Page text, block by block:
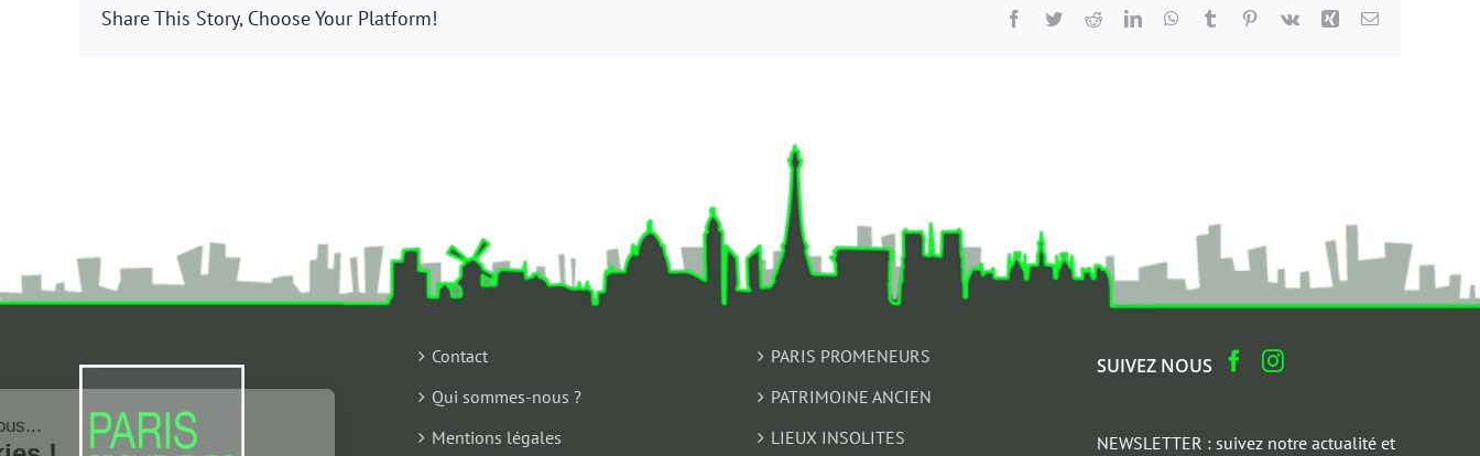
Share This Story, Choose Your Platform! Facebook
TwitterRedditLinkedInWhatsApp
Tumblr Pinterest
Vk Xing Email
Contact
Qui sommes-nous ?
Mentions légales
PARIS PROMENEURS
PATRIMOINE ANCIEN
LIEUX INSOLITES
SUIVEZ NOUS
NEWSLETTER : suivez notre actualité et
les Cookies !